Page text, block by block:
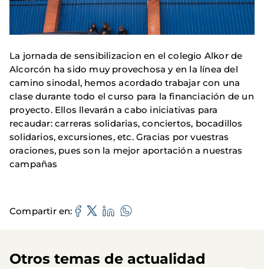
La jornada de sensibilizacion en el colegio Alkor de
Alcorcón ha sido muy provechosa y en la línea del
camino sinodal, hemos acordado trabajar con una
clase durante todo el curso para la financiación de un
proyecto. Ellos llevarán a cabo iniciativas para
recaudar: carreras solidarias, conciertos, bocadillos
solidarios, excursiones, etc. Gracias por vuestras
oraciones, pues son la mejor aportación a nuestras
campañas
Compartir en
Otros temas de actualidad